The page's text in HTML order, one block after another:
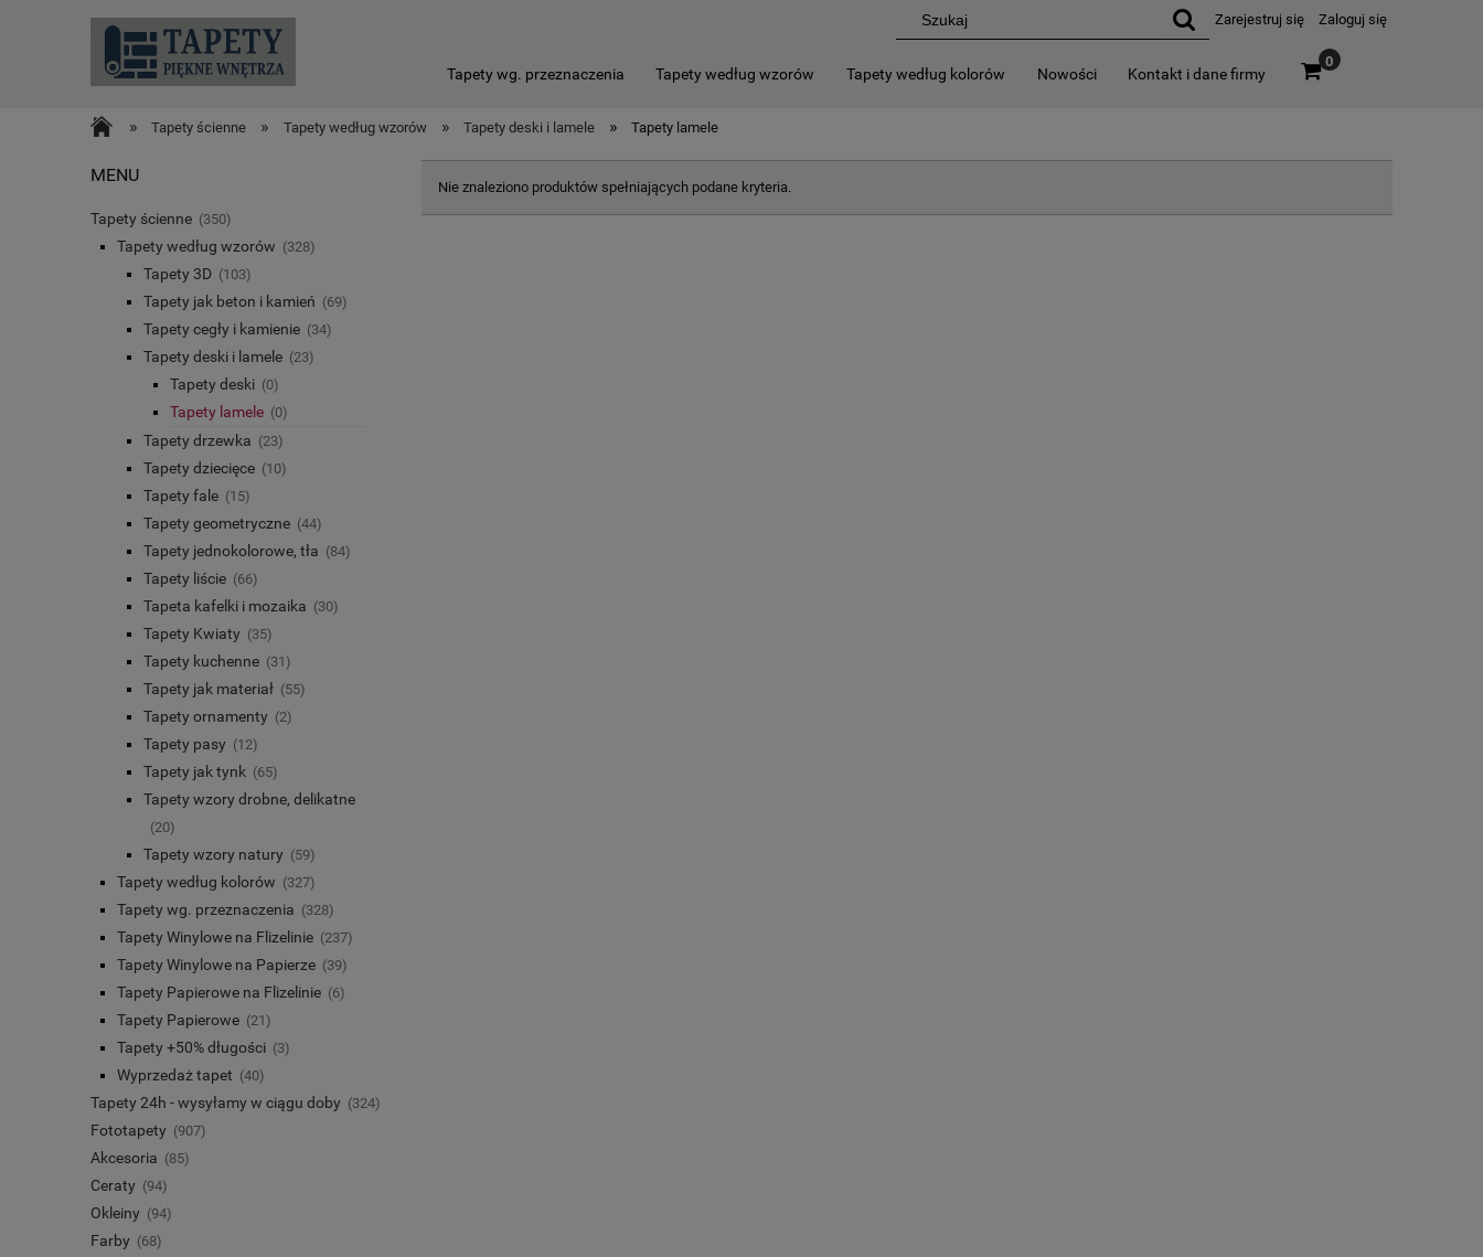
Zarejestruj się Zaloguj się
Tapety wg. przeznaczenia Tapety według wzorów Tapety według kolorów Nowości Kontakt i dane firmy
0
» Tapety ścienne » Tapety według wzorów » Tapety deski i lamele » Tapety lamele
MENU
Tapety ścienne (350)
Tapety według wzorów (328)
Tapety 3D (103)
Tapety jak beton i kamień (69)
Tapety cegły i kamienie (34)
Tapety deski i lamele (23)
Tapety deski (0)
Tapety lamele (0)
Tapety drzewka (23)
Tapety dziecięce (10)
Tapety fale (15)
Tapety geometryczne (44)
Tapety jednokolorowe, tła (84)
Tapety liście (66)
Tapeta kafelki i mozaika (30)
Tapety Kwiaty (35)
Tapety kuchenne (31)
Tapety jak materiał (55)
Tapety ornamenty (2)
Tapety pasy (12)
Tapety jak tynk (65)
Tapety wzory drobne, delikatne
(20)
Tapety wzory natury (59)
Tapety według kolorów (327)
Tapety wg. przeznaczenia (328)
Tapety Winylowe na Flizelinie (237)
Tapety Winylowe na Papierze (39)
Tapety Papierowe na Flizelinie (6)
Tapety Papierowe (21)
Tapety +50% długości (3)
Wyprzedaż tapet (40)
Tapety 24h - wysyłamy w ciągu doby (324)
Fototapety (907)
Akcesoria (85)
Ceraty (94)
Okleiny (94)
Farby (68)
Nie znaleziono produktów spełniających podane kryteria.